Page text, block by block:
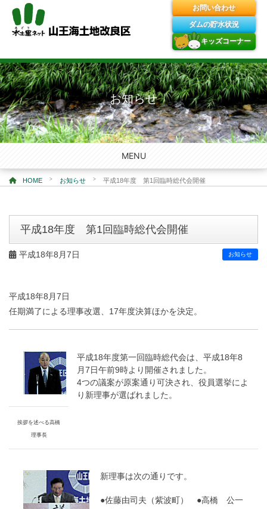
Skip
to
content
お問い合わせ
ダムの貯水状況
キッズコーナー
お知らせ
MENU
HOME > お知らせ > 平成18年度 第1回臨時総代会開催
平成18年度 第1回臨時総代会開催
平成18年8月7日 お知らせ
平成18年8月7日
任期満了による理事改選、17年度決算ほかを決定。
平成18年度第一回臨時総代会は、平成18年8
月7日午前9時より開催されました。
4つの議案が原案通り可決され、役員選挙によ
り新理事が選ばれました。
挨拶を述べる高橋
理事長
新理事は次の通りです。
●佐藤由司夫（紫波町） ●高橋 公一